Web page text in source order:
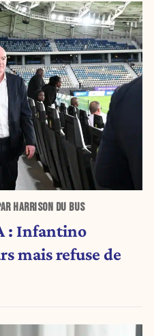
HARRISON DU BUS
: Infantino
mais refuse de